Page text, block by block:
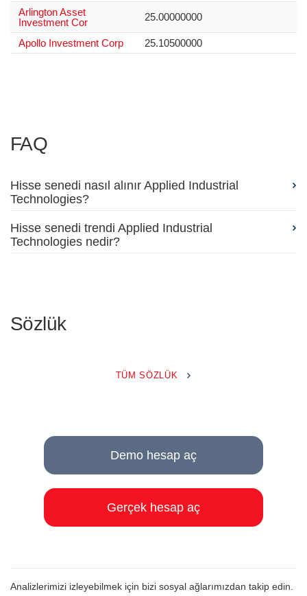
Arlington Asset
Investment Cor
25.00000000
Apollo Investment Corp 25.10500000
FAQ
Hisse senedi nasıl alınır Applied Industrial
Technologies?
Hisse senedi trendi Applied Industrial
Technologies nedir?
Sözlük
TÜM SÖZLÜK
Demo hesap aç
Gerçek hesap aç
Analizlerimizi izleyebilmek için bizi sosyal ağlarımızdan takip edin.